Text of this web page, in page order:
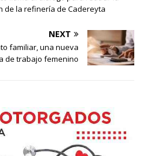
de la refinería de Cadereyta
NEXT
familiar, una nueva
de trabajo femenino